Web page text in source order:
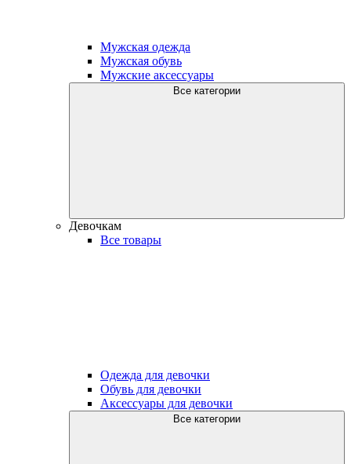
Мужская одежда
Мужская обувь
Мужские аксессуары
Все категории
Девочкам
Все товары
Одежда для девочки
Обувь для девочки
Аксессуары для девочки
Все категории